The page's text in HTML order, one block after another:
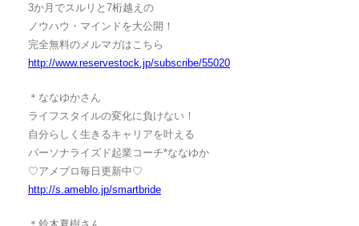
3か月でスルリと7桁越えの
ノウハウ・マインドを大公開！
完全無料のメルマガはこちら
http://www.reservestock.jp/subscribe/55020
＊ななゆかさん
ライフスタイルの変化に負けない！
自分らしく生きるキャリアを叶える
パーソナライズド起業コーチ*ななゆか
♡アメブロ毎日更新中♡
http://s.ameblo.jp/smartbride